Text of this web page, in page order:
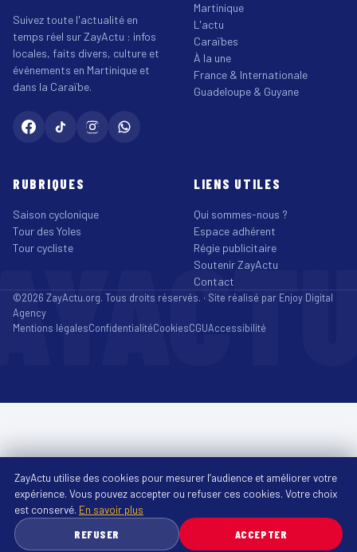
Suivez toute l'actualité en
temps réel sur ZayActu : infos
locales, faits divers, culture et
événements en Martinique et
dans la Caraïbe.
Martinique
L'actu
Caraïbes
À la une
France & Internationale
Guadeloupe & Guyane
RUBRIQUES
Saison cyclonique
Tour des Yoles
Tour cycliste
LIENS UTILES
Qui sommes-nous ?
Espace adhérent
Régie publicitaire
Soutenir ZayActu
Contact
©2026 ZayActu.org. Tous droits réservés. · Site réalisé par Enjoy Digital
Agency
Mentions légalesConfidentialitéCookiesCGUAccessibilité
ZayActu utilise des cookies pour mesurer l’audience et améliorer votre
expérience. Vous pouvez accepter ou refuser ces cookies. Votre choix
est conservé. En savoir plus
REFUSER
ACCEPTER